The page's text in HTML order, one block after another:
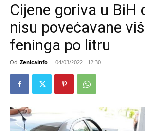
Cijene goriva u BiH
nisu povećavane
feninga po litru
Od Zenicainfo - 04/03/2022 - 12:30